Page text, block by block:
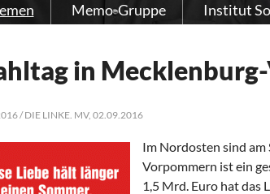
Memo-Gruppe Institut
in
/ DIE LINKE. MV, 02.09.2016
Im Nordosten sind
Vorpommern ist ein
1,5 Mrd. Euro hat das